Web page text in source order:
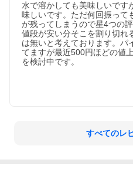
水で溶かしても美味しいです
味しいです。ただ何回振って
が残ってしまうので星4つの
値段が安い分そこを割り切れ
は無いと考えております。パ
てますが最近500円ほどの値
を検討中です。
すべてのレ